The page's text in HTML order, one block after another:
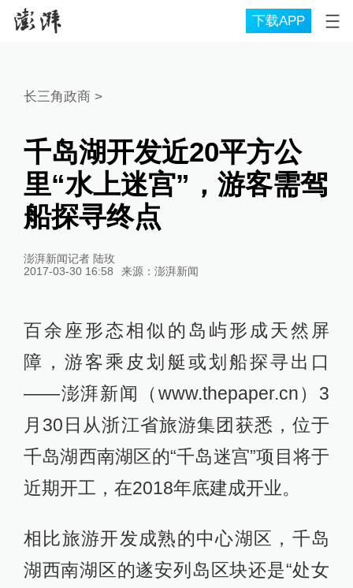
下载APP
长三角政商 >
千岛湖开发近20平方公
里“水上迷宫”，游客需驾
船探寻终点
澎湃新闻记者 陆玫
2017-03-30 16:58
来源： 澎湃新闻
百余座形态相似的岛屿形成天然屏
障，游客乘皮划艇或划船探寻出口
——澎湃新闻（www.thepaper.cn）3
月30日从浙江省旅游集团获悉，位于
千岛湖西南湖区的“千岛迷宫”项目将于
近期开工，在2018年底建成开业。
相比旅游开发成熟的中心湖区，千岛
湖西南湖区的遂安列岛区块还是“处女